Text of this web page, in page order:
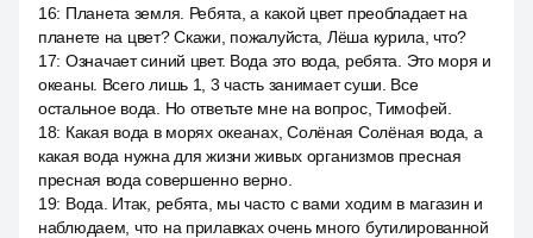
16: Планета земля. Ребята, а какой цвет преобладает на
планете на цвет? Скажи, пожалуйста, Лёша курила, что?
17: Означает синий цвет. Вода это вода, ребята. Это моря и
океаны. Всего лишь 1, 3 часть занимает суши. Все
остальное вода. Но ответьте мне на вопрос, Тимофей.
18: Какая вода в морях океанах, Солёная Солёная вода, а
какая вода нужна для жизни живых организмов пресная
пресная вода совершенно верно.
19: Вода. Итак, ребята, мы часто с вами ходим в магазин и
наблюдаем, что на прилавках очень много бутилированной